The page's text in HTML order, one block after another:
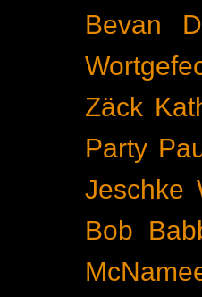
Bevan
Zäck
Party
Jeschke
Bob